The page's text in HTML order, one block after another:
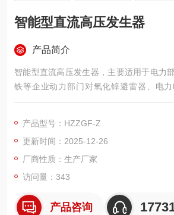
智能型直流高压发生器
产品简介
智能型直流高压发生器，主要适用于电力
铁等企业动力部门对氧化锌避雷器、电力
器、发电机等高压电气设备进行直流耐压
产品型号：HZZGF-Z
更新时间：2025-12-26
厂商性质：生产厂家
访问量：343
产品咨询